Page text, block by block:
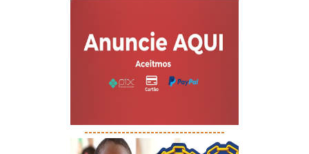
----------------------------------